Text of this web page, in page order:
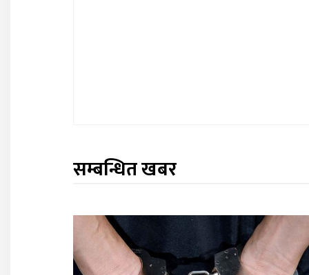
सम्बन्धित खबर